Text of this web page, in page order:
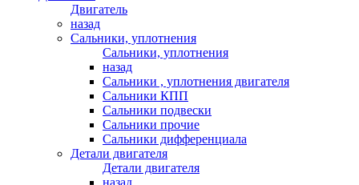
Двигатель
назад
Сальники, уплотнения
Сальники, уплотнения
назад
Сальники , уплотнения двигателя
Сальники КПП
Сальники подвески
Сальники прочие
Сальники дифференциала
Детали двигателя
Детали двигателя
назад